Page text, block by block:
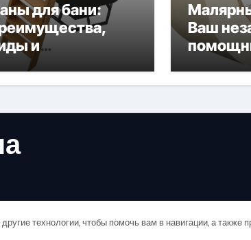
для бани:
и
Ваш
Copyright © All rights reserved|Newsairот
технологии, чтобы помочь вам в навигации, а также